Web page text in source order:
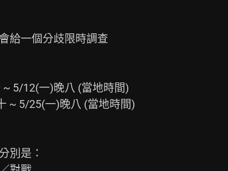
給一個分歧限時調查
5/12(一)晚八 (當地時間)
~ 5/25(一)晚八 (當地時間)
別是：